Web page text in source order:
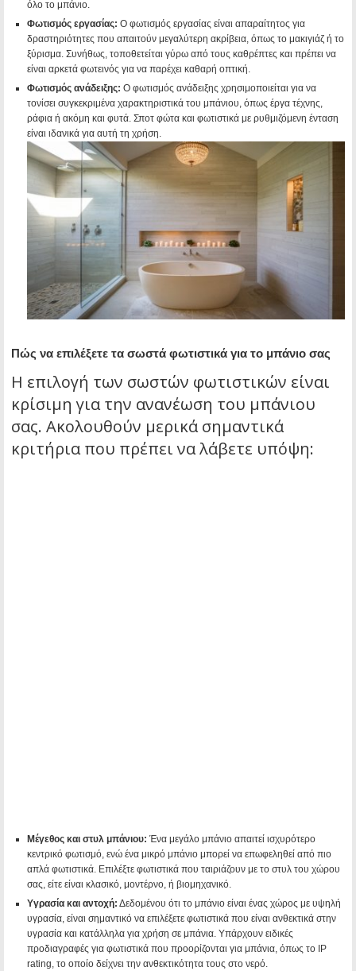
όλο το μπάνιο.
Φωτισμός εργασίας: Ο φωτισμός εργασίας είναι απαραίτητος για
δραστηριότητες που απαιτούν μεγαλύτερη ακρίβεια, όπως το μακιγιάζ ή το
ξύρισμα. Συνήθως, τοποθετείται γύρω από τους καθρέπτες και πρέπει να
είναι αρκετά φωτεινός για να παρέχει καθαρή οπτική.
Φωτισμός ανάδειξης: Ο φωτισμός ανάδειξης χρησιμοποιείται για να
τονίσει συγκεκριμένα χαρακτηριστικά του μπάνιου, όπως έργα τέχνης,
ράφια ή ακόμη και φυτά. Σποτ φώτα και φωτιστικά με ρυθμιζόμενη ένταση
είναι ιδανικά για αυτή τη χρήση.
Πώς να επιλέξετε τα σωστά φωτιστικά για το μπάνιο σας
Η επιλογή των σωστών φωτιστικών είναι
κρίσιμη για την ανανέωση του μπάνιου
σας. Ακολουθούν μερικά σημαντικά
κριτήρια που πρέπει να λάβετε υπόψη:
Μέγεθος και στυλ μπάνιου: Ένα μεγάλο μπάνιο απαιτεί ισχυρότερο
κεντρικό φωτισμό, ενώ ένα μικρό μπάνιο μπορεί να επωφεληθεί από πιο
απλά φωτιστικά. Επιλέξτε φωτιστικά που ταιριάζουν με το στυλ του χώρου
σας, είτε είναι κλασικό, μοντέρνο, ή βιομηχανικό.
Υγρασία και αντοχή: Δεδομένου ότι το μπάνιο είναι ένας χώρος με υψηλή
υγρασία, είναι σημαντικό να επιλέξετε φωτιστικά που είναι ανθεκτικά στην
υγρασία και κατάλληλα για χρήση σε μπάνια. Υπάρχουν ειδικές
προδιαγραφές για φωτιστικά που προορίζονται για μπάνια, όπως το IP
rating, το οποίο δείχνει την ανθεκτικότητα τους στο νερό.